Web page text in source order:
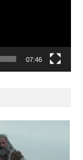
07:46